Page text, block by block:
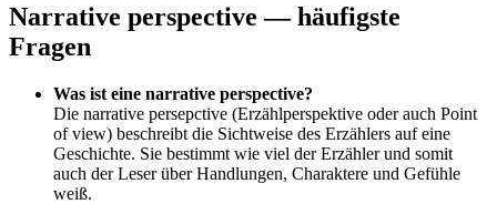
Narrative perspective — häufigste
Fragen
Was ist eine narrative perspective?
Die narrative persepctive (Erzählperspektive oder auch Point
of view) beschreibt die Sichtweise des Erzählers auf eine
Geschichte. Sie bestimmt wie viel der Erzähler und somit
auch der Leser über Handlungen, Charaktere und Gefühle
weiß.